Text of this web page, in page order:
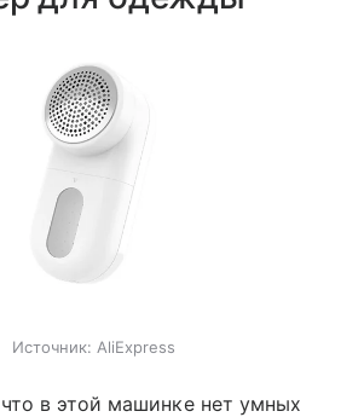
Источник: AliExpress
в этой машинке нет умных